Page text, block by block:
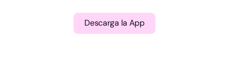
Descarga la App